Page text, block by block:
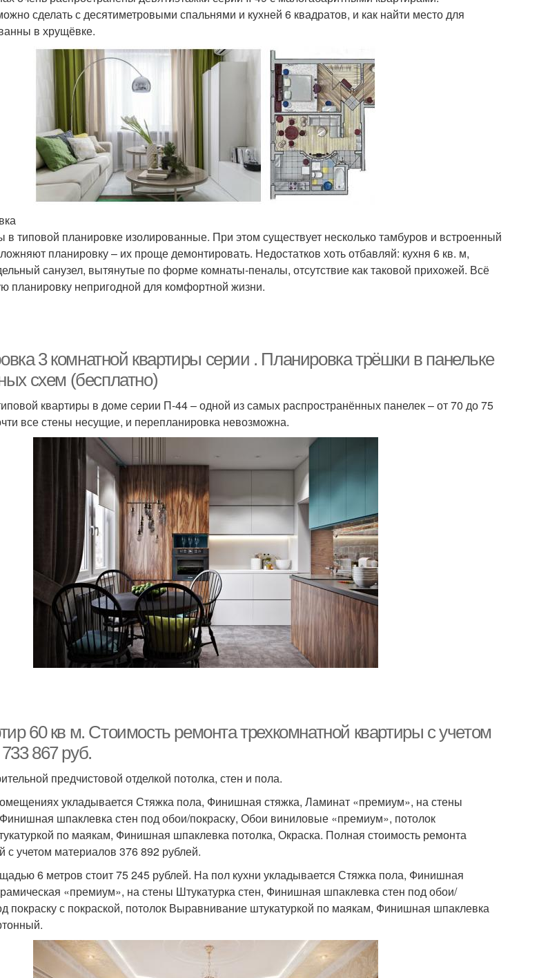
сделать с десятиметровыми спальнями и кухней 6 квадратов, и как найти место для
в хрущёвке.
типовой планировке изолированные. При этом существует несколько тамбуров и встроенный
планировку – их проще демонтировать. Недостатков хоть отбавляй: кухня 6 кв. м,
санузел, вытянутые по форме комнаты-пеналы, отсутствие как таковой прихожей. Всё
планировку непригодной для комфортной жизни.
3 комнатной квартиры серии . Планировка трёшки в панельке
схем (бесплатно)
квартиры в доме серии П-44 – одной из самых распространённых панелек – от 70 до 75
все стены несущие, и перепланировка невозможна.
60 кв м. Стоимость ремонта трехкомнатной квартиры с учетом
867 руб.
предчистовой отделкой потолка, стен и пола.
укладывается Стяжка пола, Финишная стяжка, Ламинат «премиум», на стены
шпаклевка стен под обои/покраску, Обои виниловые «премиум», потолок
по маякам, Финишная шпаклевка потолка, Окраска. Полная стоимость ремонта
учетом материалов 376 892 рублей.
6 метров стоит 75 245 рублей. На пол кухни укладывается Стяжка пола, Финишная
«премиум», на стены Штукатурка стен, Финишная шпаклевка стен под обои/
покраску с покраской, потолок Выравнивание штукатуркой по маякам, Финишная шпаклевка